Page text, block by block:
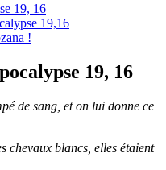
19, 16
19,16
!
19, 16
de sang, et on lui donne ce
chevaux blancs, elles étaient